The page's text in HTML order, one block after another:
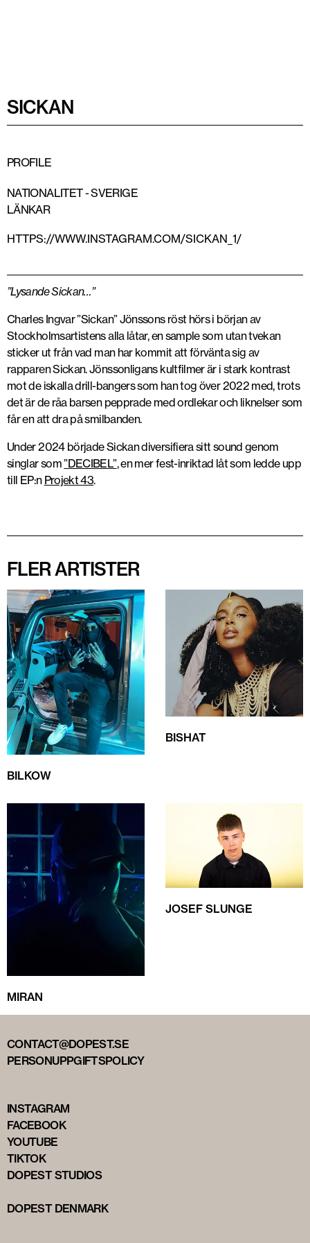
SICKAN
PROFILE
NATIONALITET -SVERIGE
LÄNKAR
HTTPS://WWW.INSTAGRAM.COM/SICKAN_1/
”Lysande Sickan…”
Charles Ingvar ”Sickan” Jönssons röst hörs i början av
Stockholmsartistens alla låtar, en sample som utan tvekan
sticker ut från vad man har kommit att förvänta sig av
rapparen Sickan. Jönssonligans kultfilmer är i stark kontrast
mot de iskalla drill-bangers som han tog över 2022 med, trots
det är de råa barsen pepprade med ordlekar och liknelser som
får en att dra på smilbanden.
Under 2024 började Sickan diversifiera sitt sound genom
singlar som”DECIBEL”, en mer fest-inriktad låt som ledde upp
till EP:n Projekt 43.
FLER ARTISTER
BILKOW
BISHAT
MIRAN
JOSEF SLUNGE
CONTACT@DOPEST.SE
PERSONUPPGIFTSPOLICY
INSTAGRAM
FACEBOOK
YOUTUBE
TIKTOK
DOPEST STUDIOS
DOPEST DENMARK